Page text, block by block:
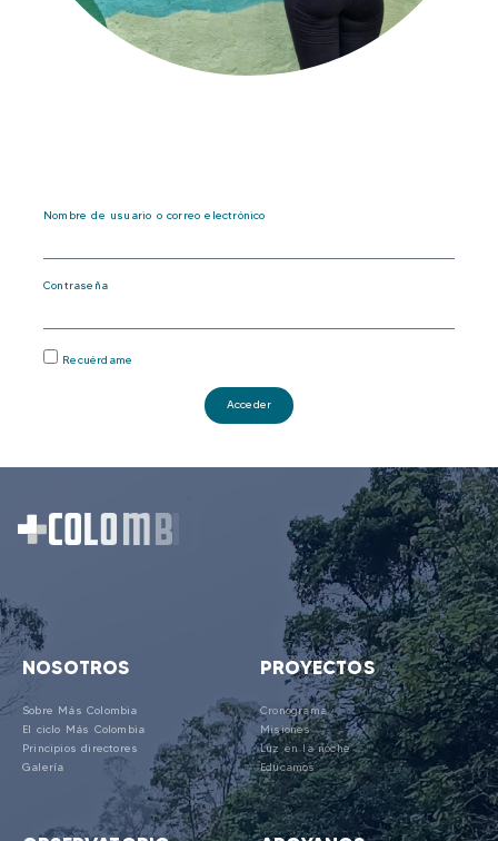
Nombre de usuario o correo electrónico
Contraseña
Recuérdame
Acceder
NOSOTROS
Sobre Más Colombia
El ciclo Más Colombia
Principios directores
Galería
PROYECTOS
Cronograma
Misiones
Luz en la noche
Educamos